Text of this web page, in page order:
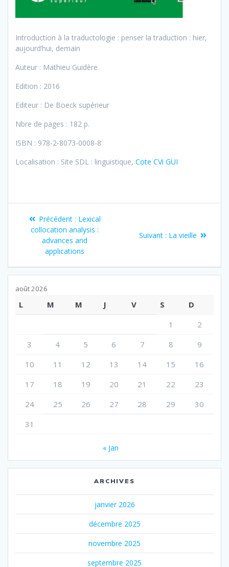
Introduction à la traductologie : penser la traduction : hier,
aujourd’hui, demain
Auteur : Mathieu Guidère
Edition : 2016
Editeur : De Boeck supérieur
Nbre de pages : 182 p.
ISBN : 978-2-8073-0008-8
Localisation : Site SDL : linguistique, Cote CVi GUI
Navigation
l’article
Précédent : Article
précédent
:
Lexical
collocation analysis :
advances and
applications
Suivant : Article
La vieille
août 2026
L M M J V S
D
1
2
3
4 5 6 7 8
9
10
11 12 13 14 15
16
17
18 19 20 21 22
23
24
25 26 27 28 29
30
31
« Jan
ARCHIVES
janvier 2026
décembre 2025
novembre 2025
septembre 2025